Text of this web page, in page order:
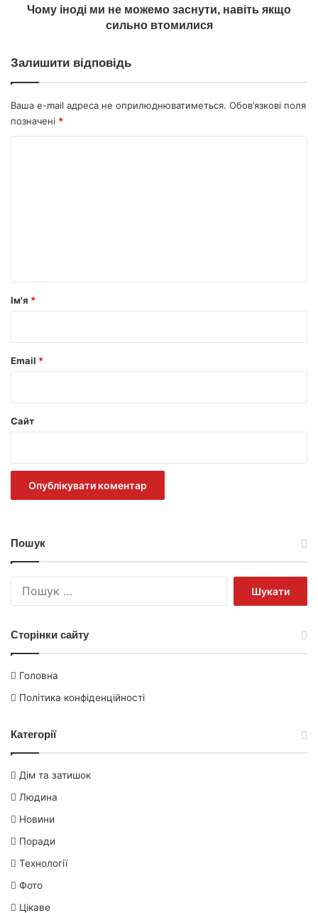
втомилися
Чому іноді ми не можемо заснути, навіть якщо
сильно втомилися
Залишити відповідь
Ваша e-mail адреса не оприлюднюватиметься. Обов’язкові поля
позначені *
рІм'я *
Email *
Сайт
Пошук
Сторінки сайту
Головна
Політика конфіденційності
Категорії
Дім та затишок
Людина
Новини
Поради
Технології
Фото
Цікаве